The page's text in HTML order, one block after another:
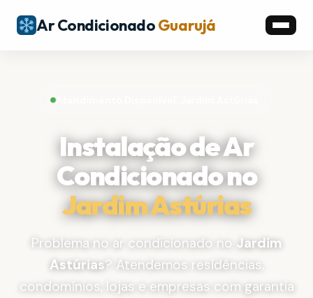
Ar CondicionadoGuarujá
Atendimento Disponível: Jardim Astúrias
Instalação de Ar
Condicionado no
Jardim Astúrias
Problema no ar condicionado no Jardim
Astúrias? Atendemos residências,
condomínios, lojas e empresas com garantia